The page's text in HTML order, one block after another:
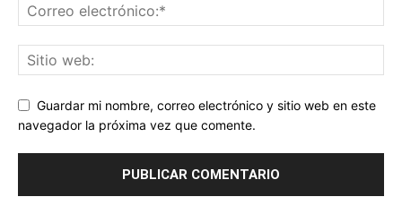
Guardar mi nombre, correo electrónico y sitio web en este
navegador la próxima vez que comente.